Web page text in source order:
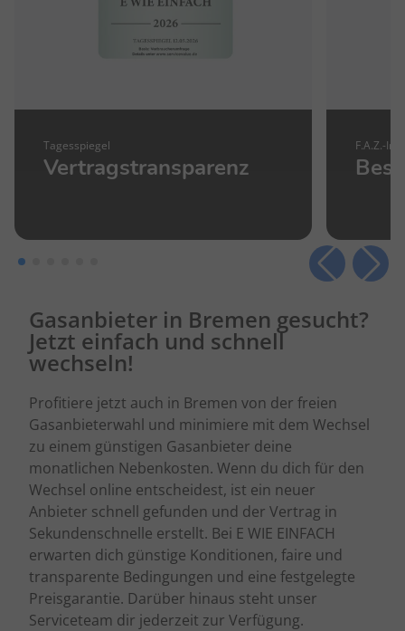
Tagesspiegel
Vertragstransparenz
F.A.Z.-
Gasanbieter in Bremen gesucht?
Jetzt einfach und schnell
wechseln!
Profitiere jetzt auch in Bremen von der freien
Gasanbieterwahl und minimiere mit dem Wechsel
zu einem günstigen Gasanbieter deine
monatlichen Nebenkosten. Wenn du dich für den
Wechsel online entscheidest, ist ein neuer
Anbieter schnell gefunden und der Vertrag in
Sekundenschnelle erstellt. Bei E WIE EINFACH
erwarten dich günstige Konditionen, faire und
transparente Bedingungen und eine festgelegte
Preisgarantie. Darüber hinaus steht unser
Serviceteam dir jederzeit zur Verfügung.